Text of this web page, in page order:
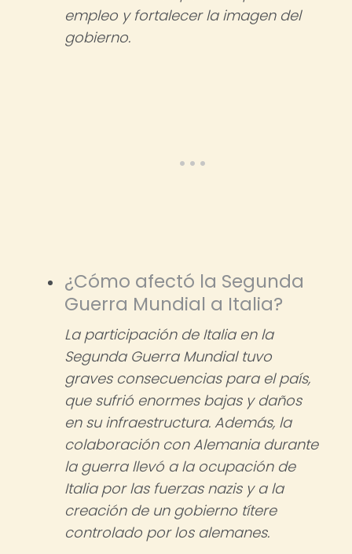
empleo y fortalecer la imagen del
gobierno.
¿Cómo afectó la Segunda
Guerra Mundial a Italia?
La participación de Italia en la
Segunda Guerra Mundial tuvo
graves consecuencias para el país,
que sufrió enormes bajas y daños
en su infraestructura. Además, la
colaboración con Alemania durante
la guerra llevó a la ocupación de
Italia por las fuerzas nazis y a la
creación de un gobierno títere
controlado por los alemanes.